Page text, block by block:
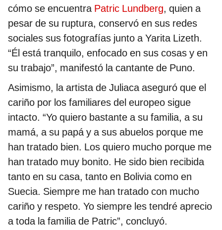
cómo se encuentra Patric Lundberg, quien a
pesar de su ruptura, conservó en sus redes
sociales sus fotografías junto a Yarita Lizeth.
“Él está tranquilo, enfocado en sus cosas y en
su trabajo”, manifestó la cantante de Puno.
Asimismo, la artista de Juliaca aseguró que el
cariño por los familiares del europeo sigue
intacto. “Yo quiero bastante a su familia, a su
mamá, a su papá y a sus abuelos porque me
han tratado bien. Los quiero mucho porque me
han tratado muy bonito. He sido bien recibida
tanto en su casa, tanto en Bolivia como en
Suecia. Siempre me han tratado con mucho
cariño y respeto. Yo siempre les tendré aprecio
a toda la familia de Patric”, concluyó.